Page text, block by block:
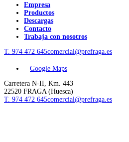
Empresa
Productos
Descargas
Contacto
Trabaja con nosotros
T. 974 472 645comercial@prefraga.es
Google Maps
Carretera N-II, Km. 443
22520 FRAGA (Huesca)
T. 974 472 645comercial@prefraga.es